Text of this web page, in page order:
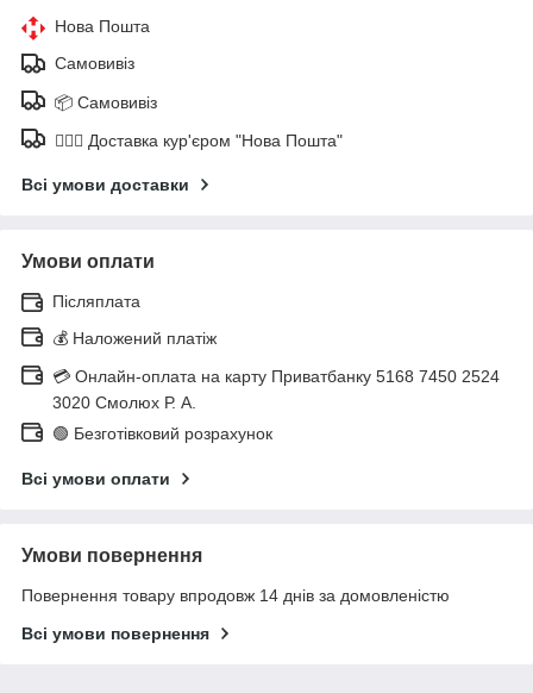
Нова Пошта
Самовивіз
📦 Самовивіз
🚶🏼‍♂️ Доставка кур'єром "Нова Пошта"
Всі умови доставки
Умови оплати
Післяплата
💰 Наложений платіж
💳 Онлайн-оплата на карту Приватбанку 5168 7450 2524
3020 Смолюх Р. А.
🟢 Безготівковий розрахунок
Всі умови оплати
Умови повернення
Повернення товару впродовж 14 днів за домовленістю
Всі умови повернення